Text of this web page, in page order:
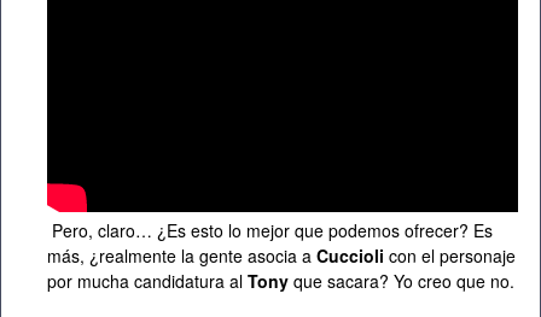
Pero, claro… ¿Es esto lo mejor que podemos ofrecer? Es
más, ¿realmente la gente asocia a Cuccioli con el personaje
por mucha candidatura al Tony que sacara? Yo creo que no.